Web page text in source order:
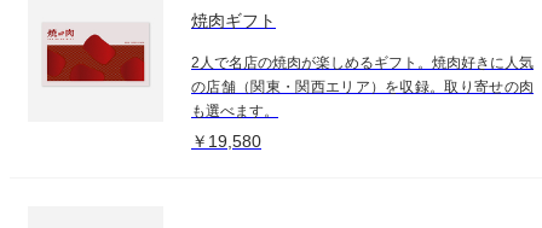
焼肉ギフト
2人で名店の焼肉が楽しめるギフト。焼肉好きに人気
の店舗（関東・関西エリア）を収録。取り寄せの肉
も選べます。
￥19,580